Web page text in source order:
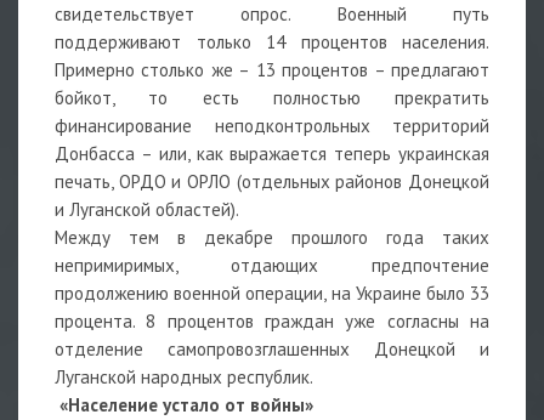
свидетельствует опрос. Военный путь
поддерживают только 14 процентов населения.
Примерно столько же – 13 процентов – предлагают
бойкот, то есть полностью прекратить
финансирование неподконтрольных территорий
Донбасса – или, как выражается теперь украинская
печать, ОРДО и ОРЛО (отдельных районов Донецкой
и Луганской областей).
Между тем в декабре прошлого года таких
непримиримых, отдающих предпочтение
продолжению военной операции, на Украине было 33
процента. 8 процентов граждан уже согласны на
отделение самопровозглашенных Донецкой и
Луганской народных республик.
«Население устало от войны»